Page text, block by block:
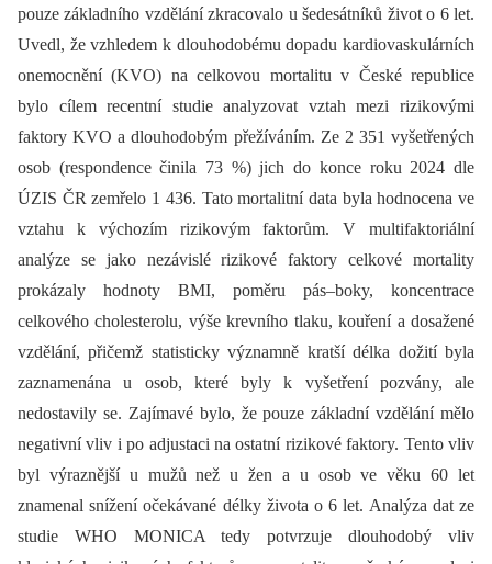
pouze základního vzdělání zkracovalo u šedesátníků život o 6 let.
Uvedl, že vzhledem k dlouhodobému dopadu kardiovaskulárních
onemocnění (KVO) na celkovou mortalitu v České republice
bylo cílem recentní studie analyzovat vztah mezi rizikovými
faktory KVO a dlouhodobým přežíváním. Ze 2 351 vyšetřených
osob (respondence činila 73 %) jich do konce roku 2024 dle
ÚZIS ČR zemřelo 1 436. Tato mortalitní data byla hodnocena ve
vztahu k výchozím rizikovým faktorům. V multifaktoriální
analýze se jako nezávislé rizikové faktory celkové mortality
prokázaly hodnoty BMI, poměru pás–boky, koncentrace
celkového cholesterolu, výše krevního tlaku, kouření a dosažené
vzdělání, přičemž statisticky významně kratší délka dožití byla
zaznamenána u osob, které byly k vyšetření pozvány, ale
nedostavily se. Zajímavé bylo, že pouze základní vzdělání mělo
negativní vliv i po adjustaci na ostatní rizikové faktory. Tento vliv
byl výraznější u mužů než u žen a u osob ve věku 60 let
znamenal snížení očekávané délky života o 6 let. Analýza dat ze
studie WHO MONICA tedy potvrzuje dlouhodobý vliv